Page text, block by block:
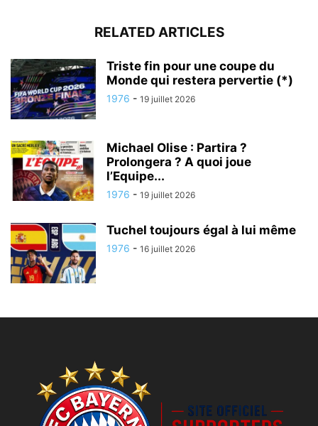
RELATED ARTICLES
Triste fin pour une coupe du
Monde qui restera pervertie (*)
1976 - 19 juillet 2026
Michael Olise : Partira ?
Prolongera ? A quoi joue
l’Equipe...
1976 - 19 juillet 2026
Tuchel toujours égal à lui même
1976 - 16 juillet 2026